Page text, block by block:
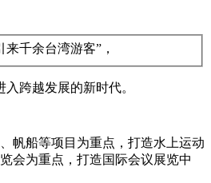
千余台湾游客”，
跨越发展的新时代。
帆船等项目为重点，打造水上运动
会为重点，打造国际会议展览中